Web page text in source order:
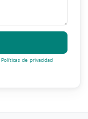
Políticas de privacidad